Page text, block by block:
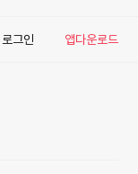
로그인 앱다운로드